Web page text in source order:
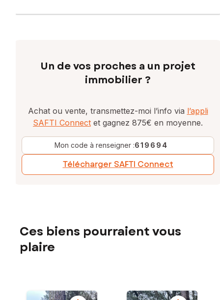
Un de vos proches a un projet
immobilier ?
Achat ou vente, transmettez-moi l’info via l’appli
SAFTI Connect et gagnez 875€ en moyenne.
Mon code à renseigner :619694
Télécharger SAFTI Connect
Ces biens pourraient vous
plaire